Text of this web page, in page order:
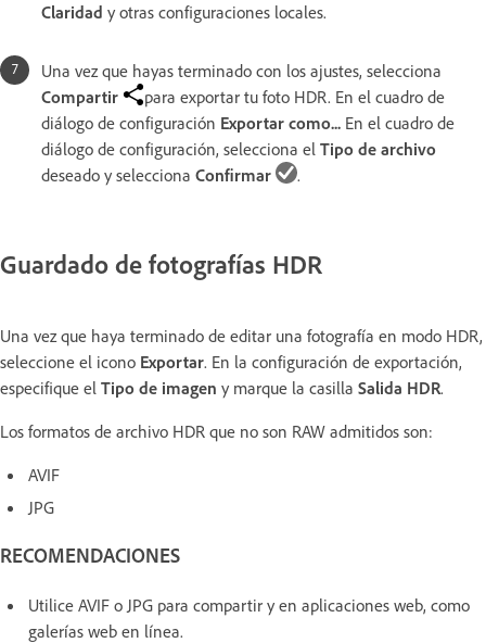
Claridad y otras configuraciones locales.
Una vez que hayas terminado con los ajustes, selecciona
Compartir
para exportar tu foto HDR. En el cuadro de
diálogo de configuración Exportar como... En el cuadro de
diálogo de configuración, selecciona el Tipo de archivo
deseado y selecciona Confirmar .
Guardado de fotografías HDR
Una vez que haya terminado de editar una fotografía en modo HDR,
seleccione el icono Exportar. En la configuración de exportación,
especifique el Tipo de imagen y marque la casilla Salida HDR.
Los formatos de archivo HDR que no son RAW admitidos son:
AVIF
JPG
RECOMENDACIONES
Utilice AVIF o JPG para compartir y en aplicaciones web, como
galerías web en línea.